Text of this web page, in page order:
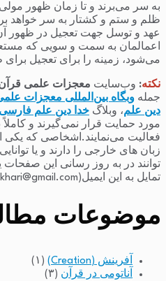
به سر می‌برند و تا زمان ظهور
ظلم و ستم و کشتار به سر خواهد
عهد و توسل جهت تعجیل در ظهور
اعمالمان به سمت و سویی که
می‌شود، زمینه را برای تعجیل
نکته: وب‌سایت معجزات علمی
جمله وبگاه بین‌المللی معجزات
دین علم، وبلاگ خدا دین علم فارسی
مورد حمایت قرار نمی‌گیرند و
فعالیت می‌نمایند.اشخاصی که
زبان های خارجی را دارند و یا
توانند در به روز رسانی این
تمایل به این ایمیل(raminfakhari@gmail.com) پیام بدهند.
موضوعات
آفرینش (Creation)
(۱)
آناتومی در قرآن (۳)